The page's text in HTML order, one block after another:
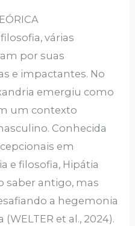
várias
por suas
e impactantes. No
emergiu como
um contexto
Conhecida
em
e filosofia, Hipátia
saber antigo, mas
a hegemonia
et al., 2024).